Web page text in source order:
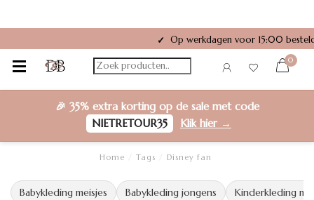
✓ Op werkdagen voor 15:00
0
🎉 35% extra kortingop de sale met code
NIETRETOUR35
Klik hier →
Home Tags Disney fan
Babykleding meisjes Babykleding jongens Kinderkleding